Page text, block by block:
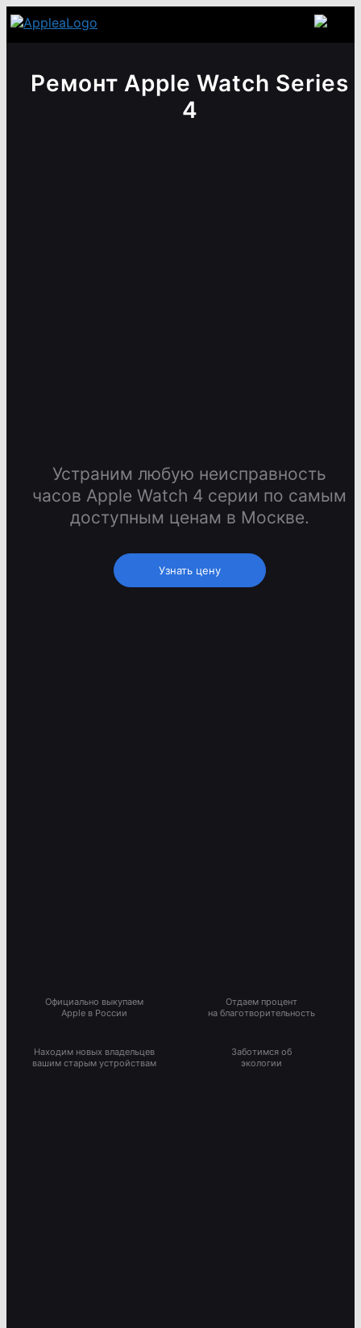
Ремонт Apple Watch Series
4
Устраним любую неисправность
часов Apple Watch 4 серии по самым
доступным ценам в Москве.
Узнать цену
Официально выкупаем
Apple в России
Отдаем процент
на благотворительность
Находим новых владельцев
вашим старым устройствам
Заботимся об
экологии